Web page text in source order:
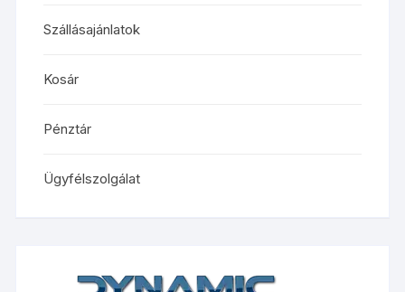
Szállásajánlatok
Kosár
Pénztár
Ügyfélszolgálat